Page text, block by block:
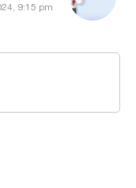
9:15 pm